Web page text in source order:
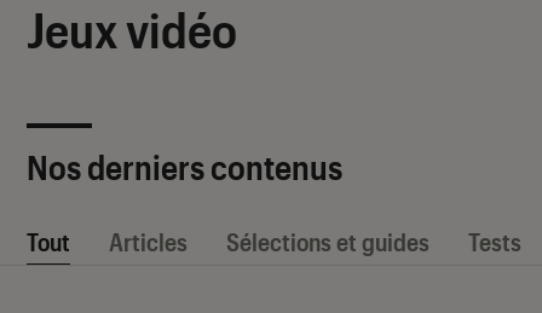
Jeux vidéo
Nos derniers contenus
Tout Articles Sélections et guides Tests